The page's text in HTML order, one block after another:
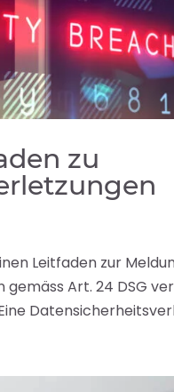
zu
Leitfaden zur
Art. 24 DSG